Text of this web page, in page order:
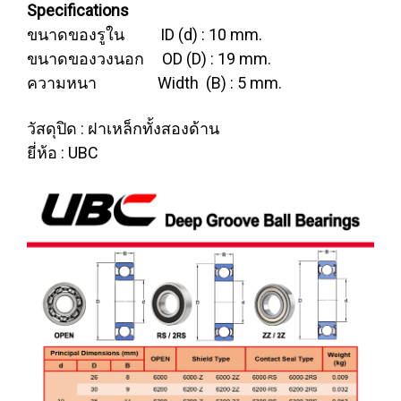
Specifications
ขนาดของรูใน ID (d) : 10 mm.
ขนาดของวงนอก OD (D) : 19 mm.
ความหนา Width (B) : 5 mm.
วัสดุปิด : ฝาเหล็กทั้งสองด้าน
ยี่ห้อ : UBC